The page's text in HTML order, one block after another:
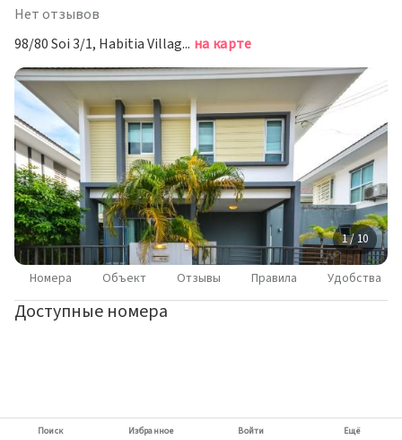
Нет отзывов
98/80 Soi 3/1, Habitia Village, Thepkasattri Rd., Kohkaew, Боат Лагун на карте
1 / 10
Номера Объект Отзывы Правила Удобства
Доступные номера
Поиск Избранное Войти Ещё